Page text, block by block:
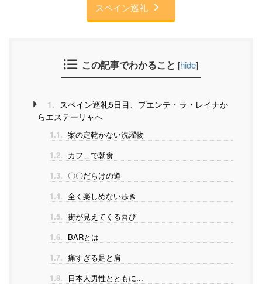
スペイン巡礼
この記事でわかること [hide]
1. スペイン巡礼5日目、プエンテ・ラ・レイナか
らエステーリャへ
1.1. 案の定乾かない洗濯物
1.2. カフェで朝食
1.3. 〇〇だらけの道
1.4. 全く楽しめない歩き
1.5. 街が見えてくる喜び
1.6. BARとは
1.7. 痛すぎる足と肩
1.8.
日本人男性とともに...